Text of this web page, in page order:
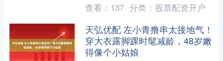
施，该....
查看： 137 分类： 股票配资开户
天弘优配 左小青撸串太接地气！
穿大衣露脚踝时髦减龄，48岁嫩
得像个小姑娘